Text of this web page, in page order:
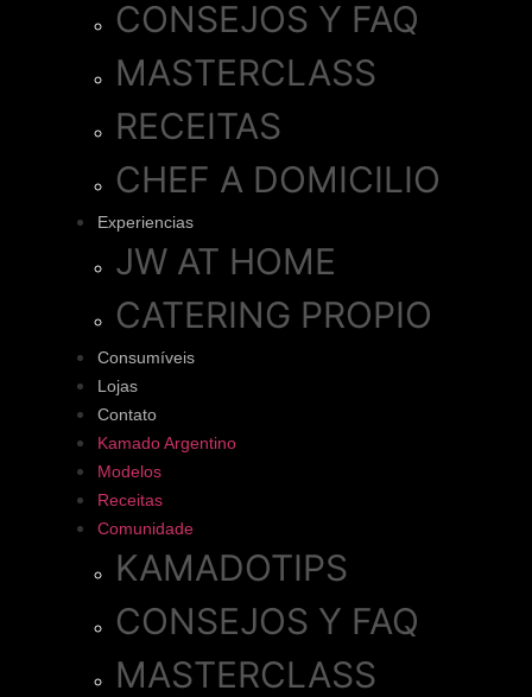
CONSEJOS Y FAQ
MASTERCLASS
RECEITAS
CHEF A DOMICILIO
Experiencias
JW AT HOME
CATERING PROPIO
Consumíveis
Lojas
Contato
Kamado Argentino
Modelos
Receitas
Comunidade
KAMADOTIPS
CONSEJOS Y FAQ
MASTERCLASS